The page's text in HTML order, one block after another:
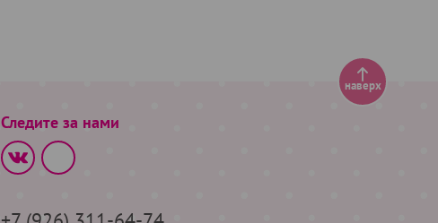
Следите за нами
наверх